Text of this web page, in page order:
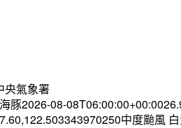
央氣象署
豚2026-08-
中度颱風